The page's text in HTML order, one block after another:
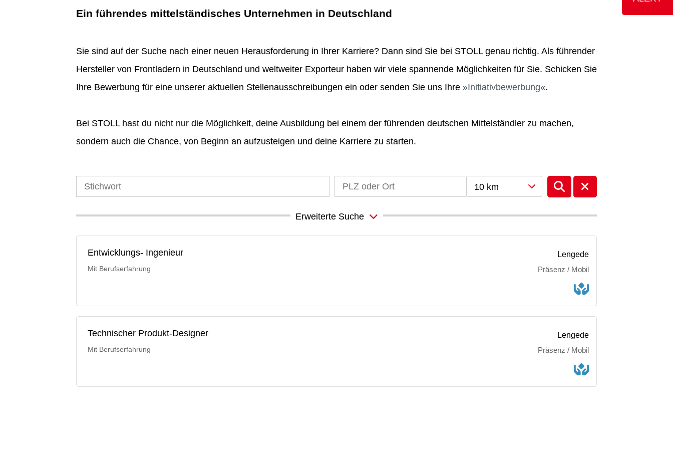
Ein führendes mittelständisches Unternehmen in Deutschland
Sie sind auf der Suche nach einer neuen Herausforderung in Ihrer Karriere? Dann sind Sie bei STOLL genau richtig. Als führender
Hersteller von Frontladern in Deutschland und weltweiter Exporteur haben wir viele spannende Möglichkeiten für Sie. Schicken Sie
Ihre Bewerbung für eine unserer aktuellen Stellenausschreibungen ein oder senden Sie uns Ihre
Initiativbewerbung .
Bei STOLL hast du nicht nur die Möglichkeit, deine Ausbildung bei einem der führenden deutschen Mittelständler zu machen,
sondern auch die Chance, von Beginn an aufzusteigen und deine Karriere zu starten.
10 km
Erweiterte Suche
Entwicklungs- Ingenieur
Mit Berufserfahrung
Lengede
Präsenz / Mobil
Technischer Produkt-Designer
Mit Berufserfahrung
Lengede
Präsenz / Mobil